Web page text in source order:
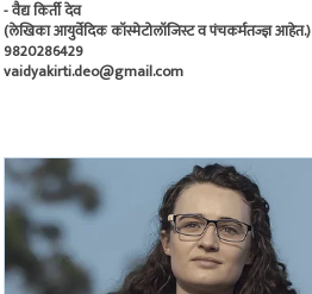
- वैद्य किर्ती देव
(लेखिका आयुर्वेदिक कॉस्मेटोलॉजिस्ट व पंचकर्मतज्ज्ञ आहेत.)
9820286429
vaidyakirti.deo@gmail.com